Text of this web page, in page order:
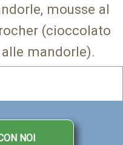
mousse al
(cioccolato
mandorle).
NOI